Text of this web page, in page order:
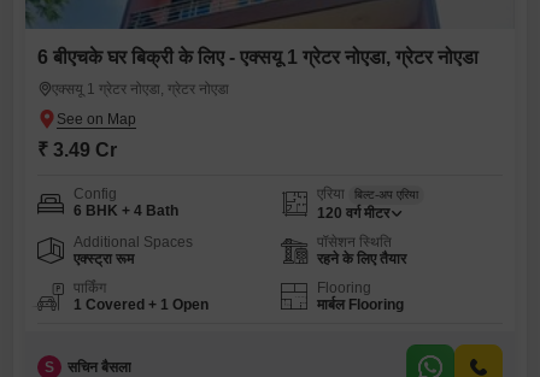
6 बीएचके घर बिक्री के लिए - एक्सयू 1 ग्रेटर नोएडा, ग्रेटर नोएडा
एक्सयू 1 ग्रेटर नोएडा, ग्रेटर नोएडा
₹ 3.49 Cr
Config
6 BHK + 4 Bath
एरिया बिल्ट-अप एरिया
120 वर्ग मीटर
Additional Spaces
एक्स्ट्रा रूम
पॉसेशन स्थिति
रहने के लिए तैयार
पार्किंग
1 Covered + 1 Open
Flooring
मार्बल Flooring
S सचिन बैसला